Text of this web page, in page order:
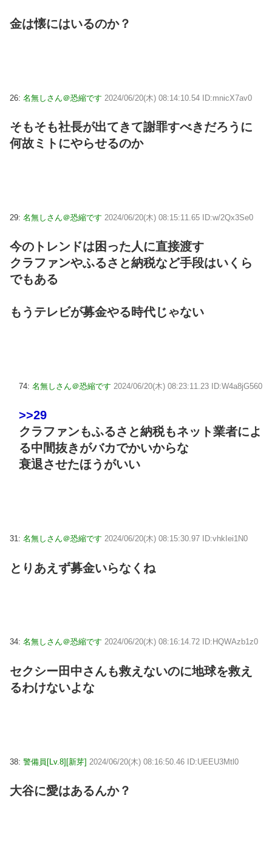
金は懐にはいるのか？
26: 名無しさん＠恐縮です 2024/06/20(木) 08:14:10.54 ID:mnicX7av0
そもそも社長が出てきて謝罪すべきだろうに
何故ミトにやらせるのか
29: 名無しさん＠恐縮です 2024/06/20(木) 08:15:11.65 ID:w/2Qx3Se0
今のトレンドは困った人に直接渡す
クラファンやふるさと納税など手段はいくら
でもある
もうテレビが募金やる時代じゃない
74: 名無しさん＠恐縮です 2024/06/20(木) 08:23:11.23 ID:W4a8jG560
>>29
クラファンもふるさと納税もネット業者によ
る中間抜きがバカでかいからな
衰退させたほうがいい
31: 名無しさん＠恐縮です 2024/06/20(木) 08:15:30.97 ID:vhkIei1N0
とりあえず募金いらなくね
34: 名無しさん＠恐縮です 2024/06/20(木) 08:16:14.72 ID:HQWAzb1z0
セクシー田中さんも救えないのに地球を救え
るわけないよな
38: 警備員[Lv.8][新芽] 2024/06/20(木) 08:16:50.46 ID:UEEU3Mtl0
大谷に愛はあるんか？